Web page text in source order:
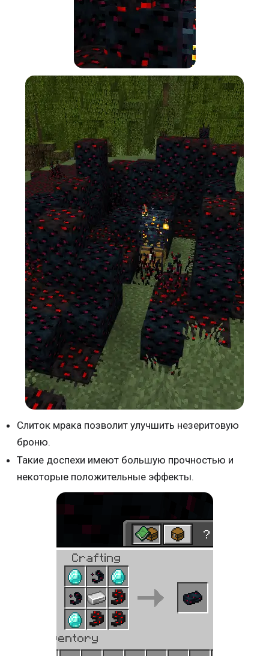
Слиток мрака позволит улучшить незеритовую
броню.
Такие доспехи имеют большую прочностью и
некоторые положительные эффекты.